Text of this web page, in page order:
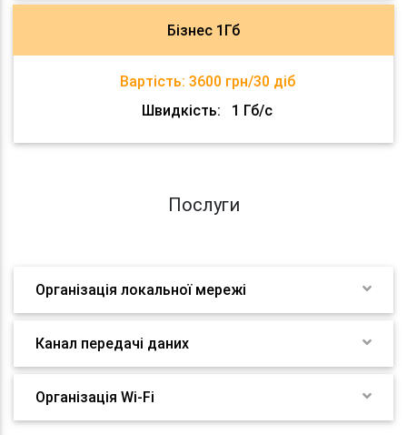
Бізнес 1Гб
Вартість: 3600 грн/30 діб
Швидкість:
1 Гб/с
Послуги
Організація локальної мережі
Канал передачі даних
Організація Wi-Fi